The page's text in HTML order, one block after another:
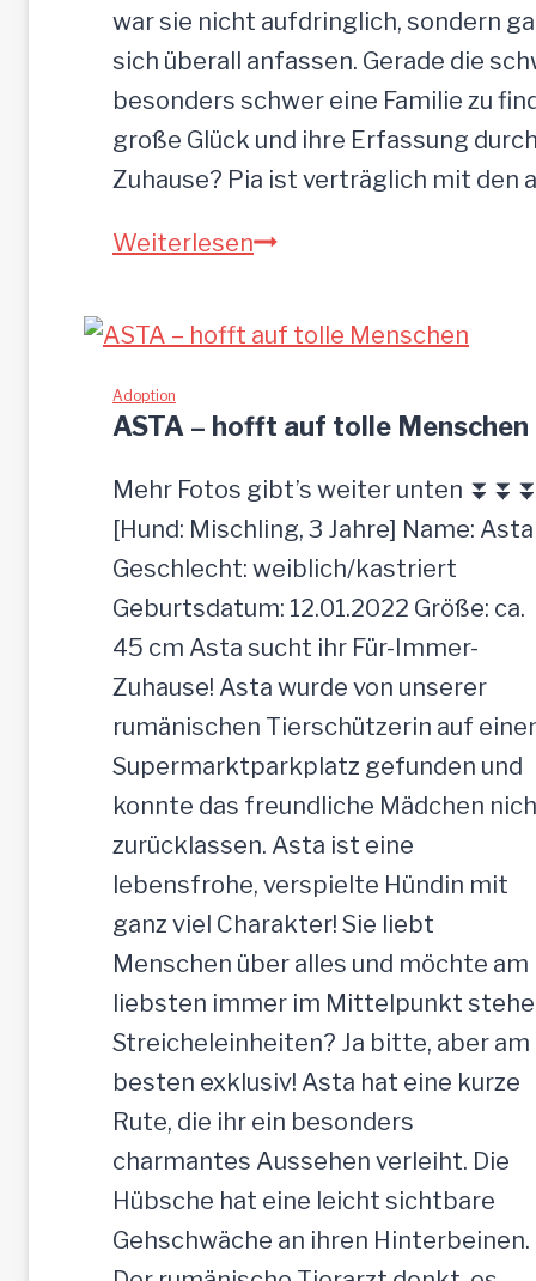
s
e
n
war sie nicht aufdringlich, sondern
sich überall anfassen. Gerade die
besonders schwer eine Familie zu
große Glück und ihre Erfassung
Zuhause? Pia ist verträglich mit den
WeiterlesenP
u
t
r
a
u
l
i
c
h
e
H
ü
n
d
i
n
,
5
2
c
m
Adoption
ASTA – hofft auf tolle Menschen
Mehr Fotos gibt’s weiter unten
[Hund: Mischling, 3 Jahre] Name: Asta
Geschlecht: weiblich/kastriert
Geburtsdatum: 12.01.2022 Größe: ca.
45 cm Asta sucht ihr Für-Immer-
Zuhause! Asta wurde von unserer
rumänischen Tierschützerin auf
Supermarktparkplatz gefunden und
konnte das freundliche Mädchen
zurücklassen. Asta ist eine
lebensfrohe, verspielte Hündin mit
ganz viel Charakter! Sie liebt
Menschen über alles und möchte am
liebsten immer im Mittelpunkt
Streicheleinheiten? Ja bitte, aber am
besten exklusiv! Asta hat eine kurze
Rute, die ihr ein besonders
charmantes Aussehen verleiht. Die
Hübsche hat eine leicht sichtbare
Gehschwäche an ihren Hinterbeinen.